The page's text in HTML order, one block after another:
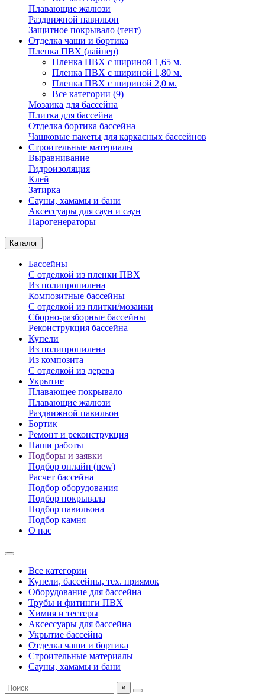
Плавающие жалюзи
Раздвижной павильон
Защитное покрывало (тент)
Отделка чаши и бортика
Пленка ПВХ (лайнер)
Пленка ПВХ с шириной 1,65 м.
Пленка ПВХ с шириной 1,80 м.
Пленка ПВХ с шириной 2,0 м.
Все категории (9)
Мозаика для бассейна
Плитка для бассейна
Отделка бортика бассейна
Чашковые пакеты для каркасных бассейнов
Строительные материалы
Выравнивание
Гидроизоляция
Клей
Затирка
Сауны, хамамы и бани
Аксессуары для саун и саун
Парогенераторы
Каталог
Бассейны
С отделкой из пленки ПВХ
Из полипропилена
Композитные бассейны
С отделкой из плитки/мозаики
Сборно-разборные бассейны
Реконструкция бассейна
Купели
Из полипропилена
Из композита
С отделкой из дерева
Укрытие
Плавающее покрывало
Плавающие жалюзи
Раздвижной павильон
Бортик
Ремонт и реконструкция
Наши работы
Подборы и заявки
Подбор онлайн (new)
Расчет бассейна
Подбор оборудования
Подбор покрывала
Подбор павильона
Подбор камня
О нас
Все категории
Купели, бассейны, тех. приямок
Оборудование для бассейна
Трубы и фитинги ПВХ
Химия и тестеры
Аксессуары для бассейна
Укрытие бассейна
Отделка чаши и бортика
Строительные материалы
Сауны, хамамы и бани
×